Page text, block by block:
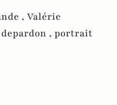
, Valérie
, portrait